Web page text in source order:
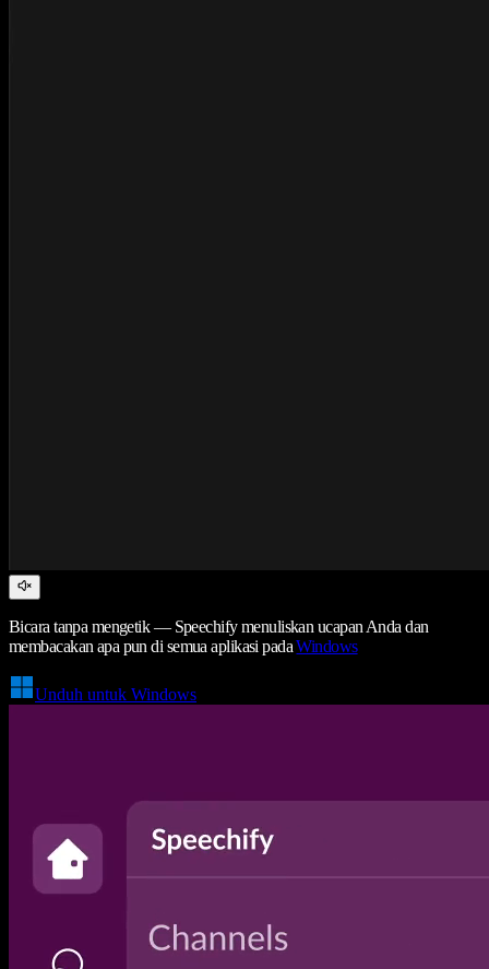
Bicara tanpa mengetik — Speechify menuliskan ucapan Anda dan
membacakan apa pun di semua aplikasi padaWindows
Unduh untuk Windows